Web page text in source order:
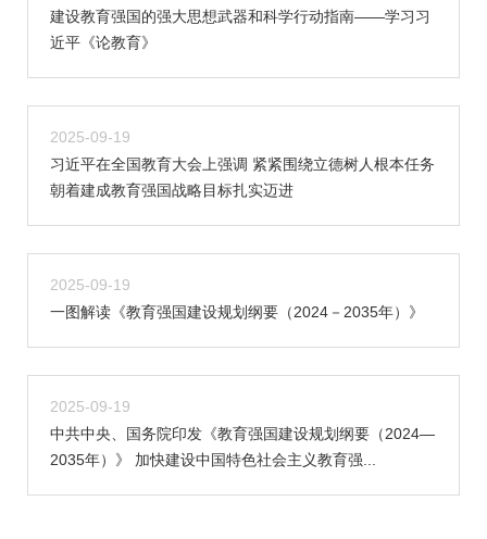
建设教育强国的强大思想武器和科学行动指南——学习习
近平《论教育》
2025-09-19
习近平在全国教育大会上强调 紧紧围绕立德树人根本任务
朝着建成教育强国战略目标扎实迈进
2025-09-19
一图解读《教育强国建设规划纲要（2024－2035年）》
2025-09-19
中共中央、国务院印发《教育强国建设规划纲要（2024—
2035年）》 加快建设中国特色社会主义教育强...